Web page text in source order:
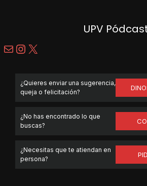
UPV
Correo electrónico
Instagram
X
¿Quieres enviar una sugerencia,
queja o felicitación?
¿No has encontrado lo que
buscas?
¿Necesitas que te atiendan en
persona?